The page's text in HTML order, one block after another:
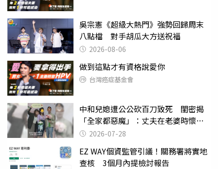
吳宗憲《超級大熱門》強勢回歸周末
八點檔 對手胡瓜大方送祝福
2026-08-06
做到這點才有資格說愛你
台灣癌症基金會
中和兒媳遭公公砍百刀致死 閨密揭
「全家都惡魔」：丈夫在老婆時懷孕
摔東西
2026-07-28
EZ WAY個資監管引議！關務署將實地
查核 3個月內提檢討報告